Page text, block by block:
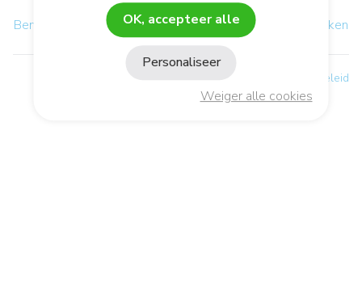
Bent u uw wachtwoord vergeten ?-Een account aanmaken
Gegevensbeschermingsbeleid
OK, accepteer alle
Weiger alle cookies
Personaliseer